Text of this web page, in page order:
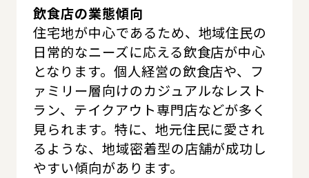
飲食店の業態傾向
住宅地が中心であるため、地域住民の
日常的なニーズに応える飲食店が中心
となります。個人経営の飲食店や、フ
ァミリー層向けのカジュアルなレスト
ラン、テイクアウト専門店などが多く
見られます。特に、地元住民に愛され
るような、地域密着型の店舗が成功し
やすい傾向があります。